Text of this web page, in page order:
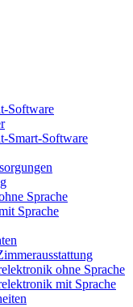
Software
Smart-Software
Sprache
Sprache
ohne Sprache
mit Sprache